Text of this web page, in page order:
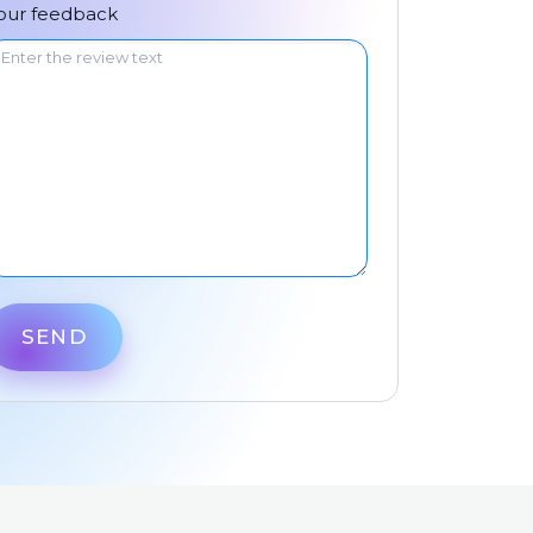
中文
feedback
SEND